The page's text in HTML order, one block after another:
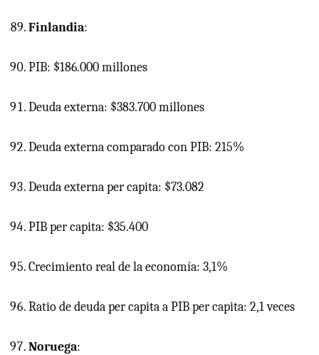
Finlandia:
PIB: $186.000 millones
Deuda externa: $383.700 millones
Deuda externa comparado con PIB: 215%
Deuda externa per capita: $73.082
PIBper capita: $35.400
Crecimiento real de la economía: 3,1%
Ratio de deuda per capita aPIBper capita: 2,1 veces
Noruega: